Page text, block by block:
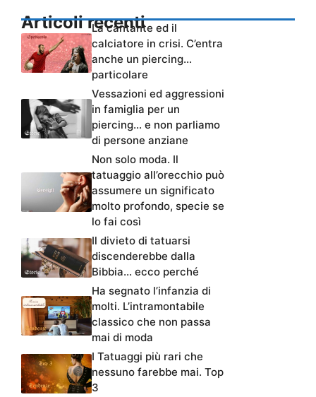
Articoli recenti
La cantante ed il
calciatore in crisi. C’entra
anche un piercing…
particolare
Vessazioni ed aggressioni
in famiglia per un
piercing… e non parliamo
di persone anziane
Non solo moda. Il
tatuaggio all’orecchio può
assumere un significato
molto profondo, specie se
lo fai così
Il divieto di tatuarsi
discenderebbe dalla
Bibbia… ecco perché
Ha segnato l’infanzia di
molti. L’intramontabile
classico che non passa
mai di moda
I Tatuaggi più rari che
nessuno farebbe mai. Top
3